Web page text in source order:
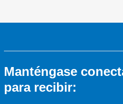
Manténgase
para recibir: